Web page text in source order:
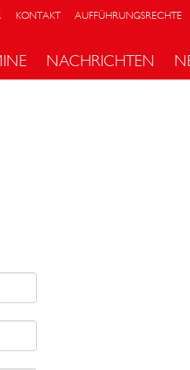
KONTAKT AUFFÜHRUNGSRECHTE
NACHRICHTEN